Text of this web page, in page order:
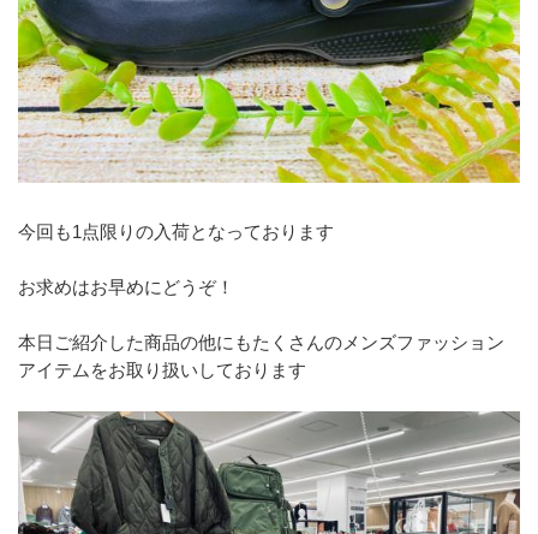
今回も1点限りの入荷となっております
お求めはお早めにどうぞ！
本日ご紹介した商品の他にもたくさんのメンズファッション
アイテムをお取り扱いしております